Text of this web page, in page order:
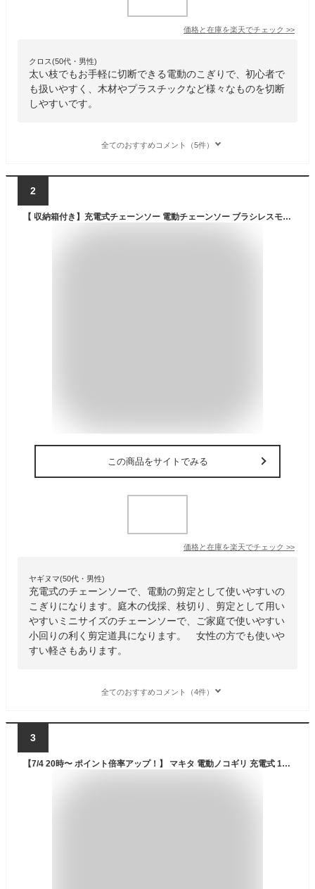
価格と在庫を楽天でチェック >>
クロス(50代・男性)
太い枝でもお手軽に切断できる電動のこぎりで、初心者で
も扱いやすく、木材やプラスチックなど様々なものを切断
しやすいです。
全てのおすすめコメント（5件）
2
【 収納箱付き】充電式チェーンソー 電動チェーンソー ブラシレスモーター 小型 コードレス 4/6寸 家庭用 ミニチェーンソー ハンディ チェーンソー バッテリーチェーンソー片手 軽量 強力 木工切断 枝切り 園芸設備 枝切り 伐採 庭木の剪定
この商品をサイトでみる
価格と在庫を楽天でチェック >>
ヤギヌマ(50代・男性)
充電式のチェーンソーで、電動の剪定として使いやすいの
こぎりになります。庭木の伐採、枝切り、剪定として用い
やすいミニサイズのチェーンソーで、ご家庭で使いやすい
小回りの利く剪定道具になります。 女性の方でも使いや
すい軽さもあります。
全てのおすすめコメント（4件）
3
【7/4 20時〜 ポイント倍率アップ！】 マキタ 電動ノコギリ 充電式 18V ハンディ 女性 互換 軽量 コードレス 電動のこぎり チェーンソー ミニチェーンソー 小型 剪定 電動 14.4V バッテリー 替刃 対応 4インチ(MCS401/1個)